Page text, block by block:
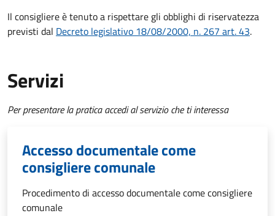
Il consigliere è tenuto a rispettare gli obblighi di riservatezza
previsti dal Decreto legislativo 18/08/2000, n. 267 art. 43.
Servizi
Per presentare la pratica accedi al servizio che ti interessa
Accesso documentale come
consigliere comunale
Procedimento di accesso documentale come consigliere
comunale